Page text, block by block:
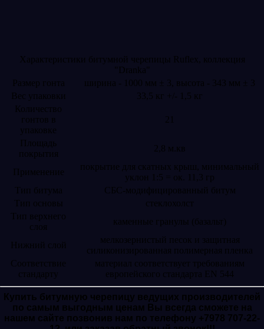
Характеристики битумной черепицы Ruflex, коллекция
"Dranka"
Размер гонта
ширина - 1000 мм ± 3, высота - 343 мм ± 3
Вес упаковки
33,5 кг +/- 1,5 кг
Количество
гонтов в
упаковке
21
Площадь
покрытия
2,8 м.кв
Применение
покрытие для скатных крыш, минимальный
уклон 1:5 = ок. 11,3 гр
Тип битума
СБС-модифицированный битум
Тип основы
стеклохолст
Тип верхнего
слоя
каменные гранулы (базальт)
Нижний слой
мелкозернистый песок и защитная
силиконизированная полимерная пленка
Соответствие
стандарту
материал соответствует требованиям
европейского стандарта EN 544
Купить битумную черепицу ведущих производителей
по самым выгодным ценам Вы всегда сможете на
нашем сайте позвонив нам по телефону +7978 707-22-